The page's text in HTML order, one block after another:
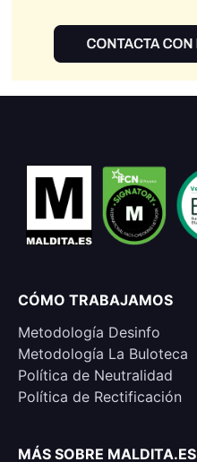
CÓMO TRABAJAMOS
Metodología Desinfo
Metodología La Buloteca
Política de Neutralidad
Política de Rectificación
MÁS SOBRE MALDITA.ES